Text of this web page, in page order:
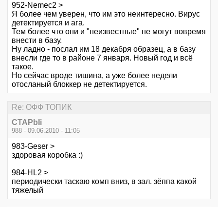
952-Nemec2 >
Я более чем уверен, что им это неинтересно. Вирус
детектируется и ага.
Тем более что они и "неизвестные" не могут вовремя
внести в базу.
Ну ладно - послал им 18 декабря образец, а в базу
внесли где то в районе 7 января. Новый год и всё
такое.
Но сейчас вроде тишина, а уже более недели
отосланый блоккер не детектируется.
Re: ОФФ ТОПИК
CTAPbIi
988 - 09.06.2010 - 11:05
983-Geser >
здоровая коробка :)
984-HL2 >
периодически таскаю комп вниз, в зал. зёппа какой
тяжелый